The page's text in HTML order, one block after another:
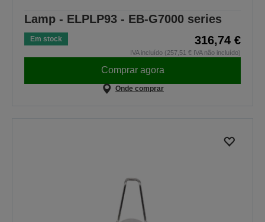
Lamp - ELPLP93 - EB-G7000 series
Em stock 316,74 €
IVA incluído (257,51 € IVA não incluído)
Comprar agora
Onde comprar